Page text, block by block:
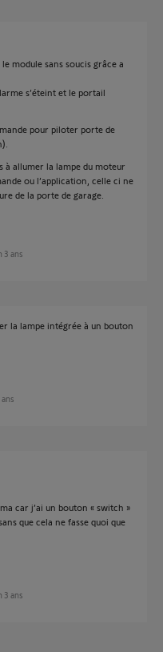
module sans soucis grâce a
s’éteint et le portail
pour piloter porte de
à allumer la lampe du moteur
ou l’application, celle ci ne
de la porte de garage.
3 ans
la lampe intégrée à un bouton
car j’ai un bouton « switch »
que cela ne fasse quoi que
3 ans